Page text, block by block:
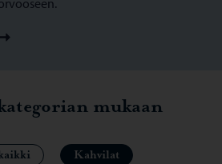
mukaan
Kahvilat